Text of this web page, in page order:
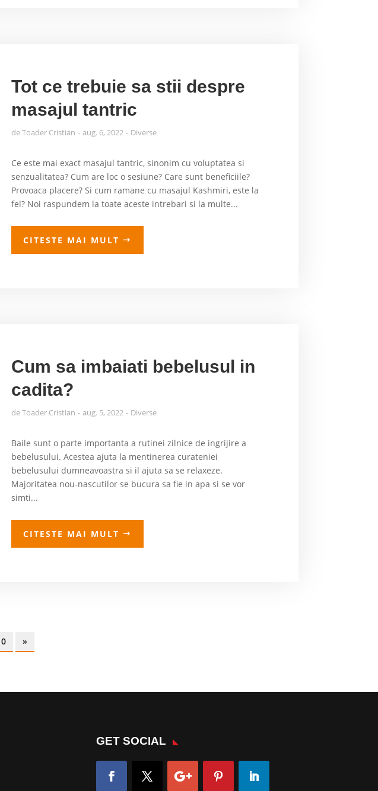
Tot ce trebuie sa stii despre
masajul tantric
deToader Cristian aug. 6, 2022 Diverse
Ce este mai exact masajul tantric, sinonim cu voluptatea si
senzualitatea? Cum are loc o sesiune? Care sunt beneficiile?
Provoaca placere? Si cum ramane cu masajul Kashmiri, este la
fel? Noi raspundem la toate aceste intrebari si la multe...
CITESTE MAI MULT
Cum sa imbaiati bebelusul in
cadita?
deToader Cristian aug. 5, 2022 Diverse
Baile sunt o parte importanta a rutinei zilnice de ingrijire a
bebelusului. Acestea ajuta la mentinerea curateniei
bebelusului dumneavoastra si il ajuta sa se relaxeze.
Majoritatea nou-nascutilor se bucura sa fie in apa si se vor
simti...
CITESTE MAI MULT
»
GET SOCIAL